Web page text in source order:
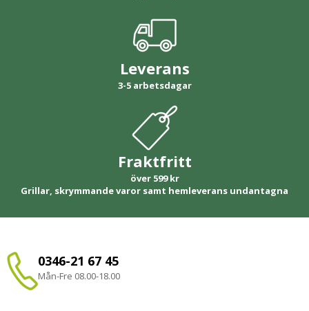
Leverans
3-5 arbetsdagar
Fraktfritt
över 599 kr
Grillar, skrymmande varor samt hemleverans undantagna
0346-21 67 45
Mån-Fre 08.00-18.00